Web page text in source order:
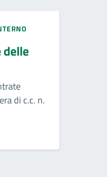
delle
di c.c. n.